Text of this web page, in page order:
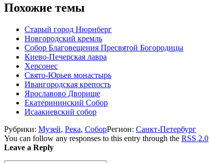
Похожие темы
Старый город Нюрнберг
Новгородский кремль
Собор Благовещения Пресвятой Богородицы
Киево-Печерская лавра
Херсонес
Свято-Юрьев монастырь
Ивангородская крепость
Ярославово Дворище
Екатерининский Собор
Исаакиевский собор
Рубрики: Музей, Река, СоборРегион: Санкт-Петербург
You can follow any responses to this entry through the RSS 2.0
Leave a Reply